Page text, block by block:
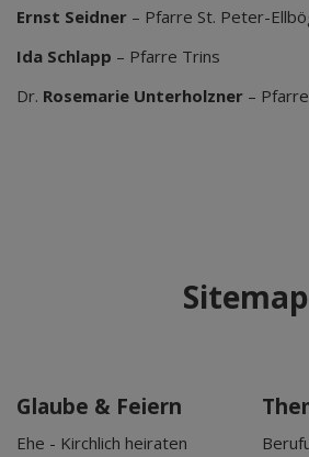
Ernst Seidner – Pfarre St. Peter-
Ida Schlapp – Pfarre Trins
Dr. Rosemarie Unterholzner –
Sitemap
Glaube & Feiern
Ehe - Kirchlich heiraten